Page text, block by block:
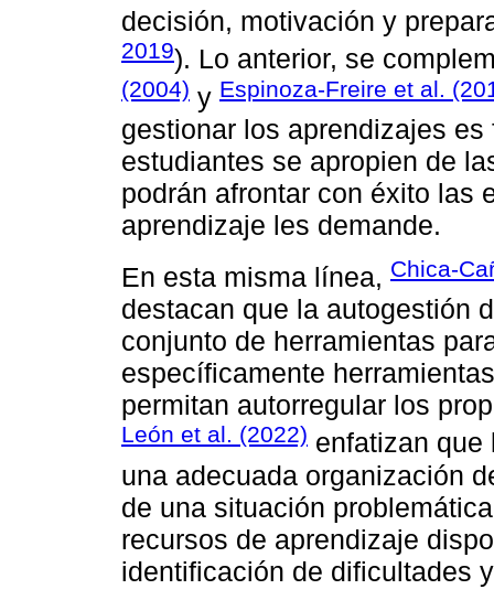
decisión, motivación y
2019). Lo anterior, se
(2004) y Espinoza-Freire et al.
gestionar los aprendizajes
estudiantes se apropien de
podrán afrontar con éxito las
aprendizaje les demande.
En esta misma línea, Chica-
destacan que la autogestión
conjunto de herramientas
específicamente
permitan autorregular los
León et al. (2022) enfatizan que
una adecuada organización
de una situación
recursos de aprendizaje
identificación de dificultades